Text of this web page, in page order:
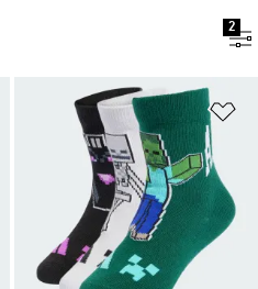
2
Dodaj do listy życzeń